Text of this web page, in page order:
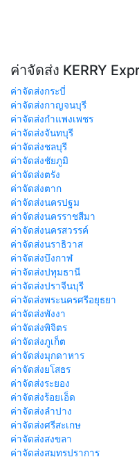
ค่าจัดส่ง KERRY
ค่าจัดส่งกระบี่
ค่าจัดส่งกาญจนบุรี
ค่าจัดส่งกำแพงเพชร
ค่าจัดส่งจันทบุรี
ค่าจัดส่งชลบุรี
ค่าจัดส่งชัยภูมิ
ค่าจัดส่งตรัง
ค่าจัดส่งตาก
ค่าจัดส่งนครปฐม
ค่าจัดส่งนครราชสีมา
ค่าจัดส่งนครสวรรค์
ค่าจัดส่งนราธิวาส
ค่าจัดส่งบึงกาฬ
ค่าจัดส่งปทุมธานี
ค่าจัดส่งปราจีนบุรี
ค่าจัดส่งพระนครศรีอยุธยา
ค่าจัดส่งพังงา
ค่าจัดส่งพิจิตร
ค่าจัดส่งภูเก็ต
ค่าจัดส่งมุกดาหาร
ค่าจัดส่งยโสธร
ค่าจัดส่งระยอง
ค่าจัดส่งร้อยเอ็ด
ค่าจัดส่งลำปาง
ค่าจัดส่งศรีสะเกษ
ค่าจัดส่งสงขลา
ค่าจัดส่งสมุทรปราการ